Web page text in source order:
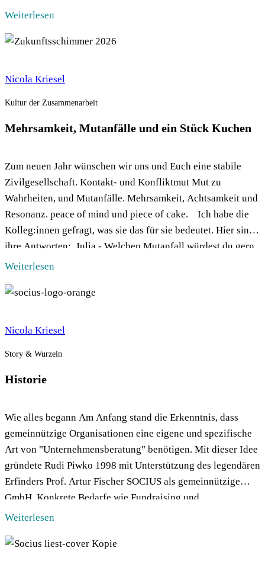
gewünscht war, zu viele […]
Weiterlesen
Nicola Kriesel
Kultur der Zusammenarbeit
Mehrsamkeit, Mutanfälle und ein Stück Kuchen
Zum neuen Jahr wünschen wir uns und Euch eine stabile
Zivilgesellschaft. Kontakt- und Konfliktmut Mut zu
Wahrheiten, und Mutanfälle. Mehrsamkeit, Achtsamkeit und
Resonanz. peace of mind und piece of cake. Ich habe die
Kolleg:innen gefragt, was sie das für sie bedeutet. Hier sind
ihre Antworten: Julia - Welchen Mutanfall würdest du gern
provozieren – […]
Weiterlesen
Nicola Kriesel
Story & Wurzeln
Historie
Wie alles begann Am Anfang stand die Erkenntnis, dass
gemeinnützige Organisationen eine eigene und spezifische
Art von "Unternehmensberatung" benötigen. Mit dieser Idee
gründete Rudi Piwko 1998 mit Unterstützung des legendären
Erfinders Prof. Artur Fischer SOCIUS als gemeinnützige
GmbH. Konkrete Bedarfe wie Fundraising und
Öffentlichkeitsarbeit standen in dieser Anfangszeit im
Weiterlesen